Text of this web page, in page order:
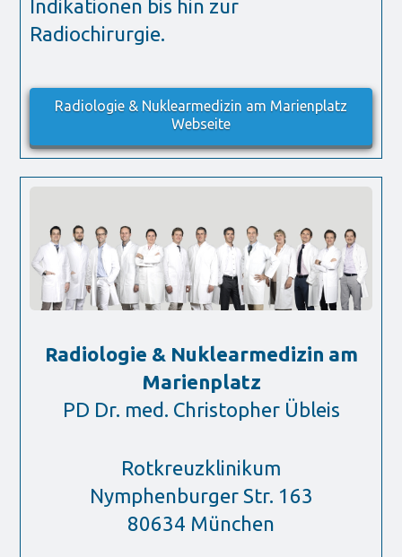
Indikationen bis hin zur
Radiochirurgie.
Radiologie & Nuklearmedizin am Marienplatz
Webseite
Radiologie & Nuklearmedizin am
Marienplatz
PD Dr. med. Christopher Übleis
Rotkreuzklinikum
Nymphenburger Str. 163
80634 München